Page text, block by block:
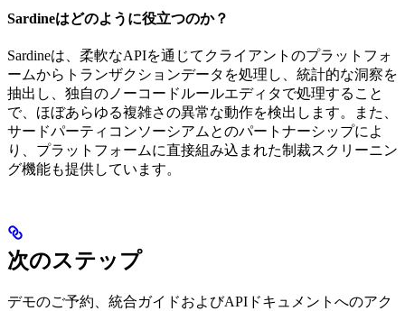
Sardineはどのように役立つのか？
Sardineは、柔軟なAPIを通じてクライアントのプラットフォ
ームからトランザクションデータを処理し、統計的な洞察を
抽出し、独自のノーコードルールエディタで処理すること
で、ほぼあらゆる複雑さの異常な動作を検出します。また、
サードパーティコンソーシアムとのパートナーシップによ
り、プラットフォームに直接組み込まれた制裁スクリーニン
グ機能も提供しています。
次のステップ
デモのご予約、統合ガイドおよびAPIドキュメントへのアク